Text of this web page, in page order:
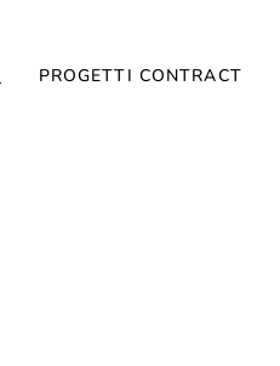
PROGETTI CONTRACT